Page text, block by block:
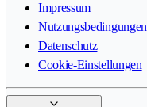
Impressum
Nutzungsbedingungen
Datenschutz
Cookie-Einstellungen